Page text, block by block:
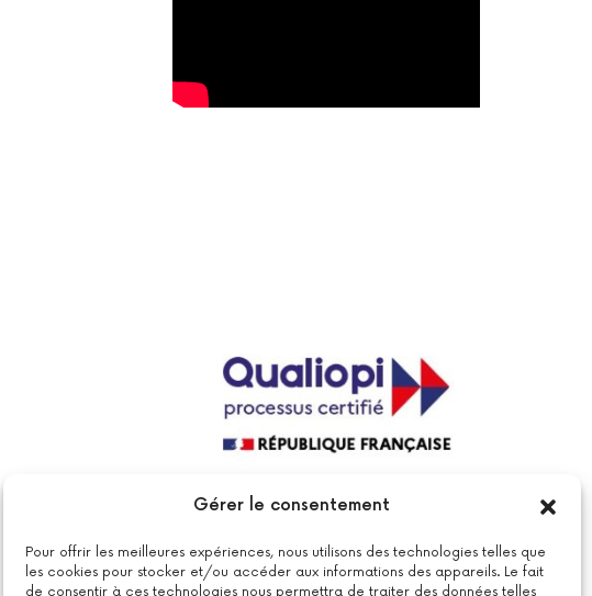
Gérer le consentement
Pour offrir les meilleures expériences, nous utilisons des technologies telles que
les cookies pour stocker et/ou accéder aux informations des appareils. Le fait
de consentir à ces technologies nous permettra de traiter des données telles
La certification qualité a été délivrée au
de formations.Voir le certificat